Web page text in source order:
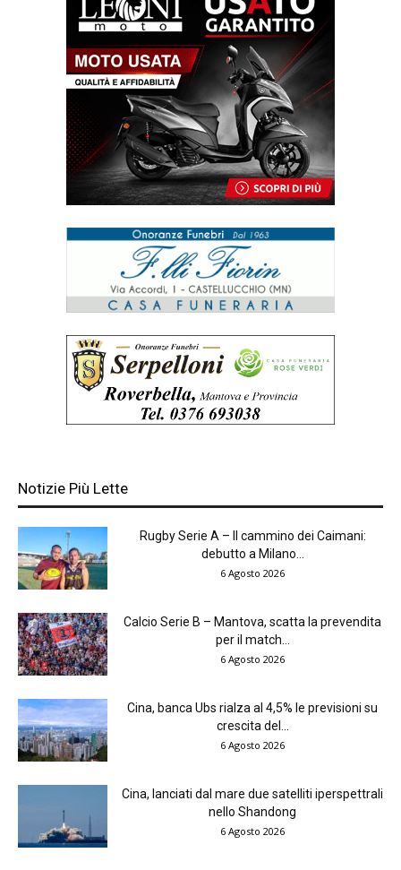
Notizie Più Lette
Rugby Serie A – Il cammino dei Caimani:
debutto a Milano...
6 Agosto 2026
Calcio Serie B – Mantova, scatta la prevendita
per il match...
6 Agosto 2026
Cina, banca Ubs rialza al 4,5% le previsioni su
crescita del...
6 Agosto 2026
Cina, lanciati dal mare due satelliti iperspettrali
nello Shandong
6 Agosto 2026